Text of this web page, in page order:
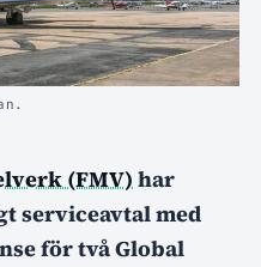
(FMV) har
serviceavtal med
för två Global